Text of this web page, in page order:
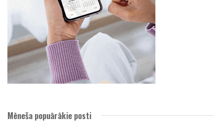
Mēneša popuārākie posti